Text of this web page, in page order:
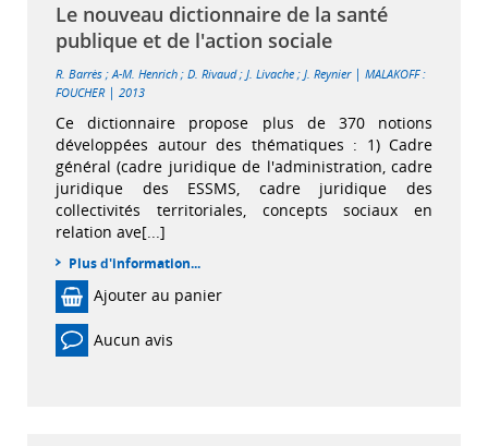
Le nouveau dictionnaire de la santé
publique et de l'action sociale
R. Barrès ;A-M. Henrich ; D. Rivaud; J. Livache ; J. Reynier | MALAKOFF :
FOUCHER| 2013
Ce dictionnaire propose plus de 370 notions
développées autour des thématiques : 1) Cadre
général (cadre juridique de l'administration, cadre
juridique des ESSMS, cadre juridique des
collectivités territoriales, concepts sociaux en
relation ave[...]
Plus d'information...
Ajouter au panier
Aucun avis